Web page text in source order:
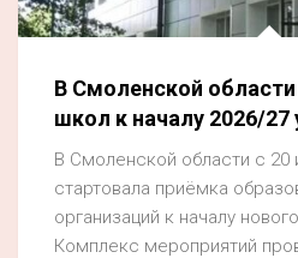
В Смоленской
школ к началу 2026/27
В Смоленской области с 20
стартовала приёмка
организаций к началу
Комплекс мероприятий